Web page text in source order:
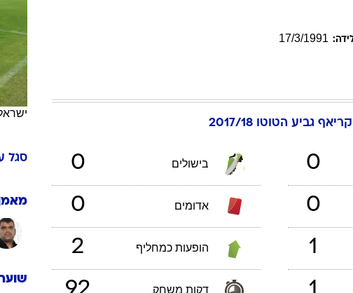
החידה של
כתבו לנו
17/3/1991
קריאף גביע הטוטו 2017/18
0 בישולים 0
0 אדומים 0
1 הופעות כמחליף 2
דקות משחק
סגל
מאמן